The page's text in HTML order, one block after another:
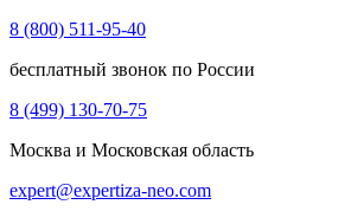
8 (800) 511-95-40
бесплатный звонок по России
8 (499) 130-70-75
Москва и Московская область
expert@expertiza-neo.com